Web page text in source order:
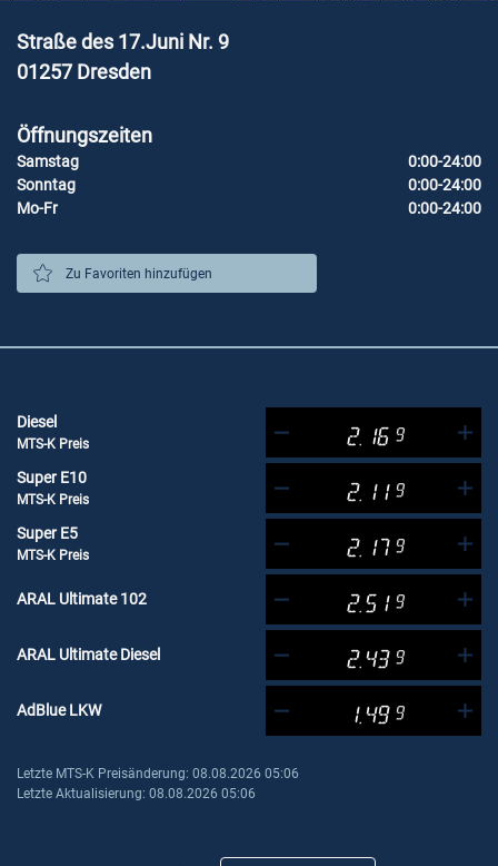
Straße des 17.Juni Nr. 9
01257 Dresden
Öffnungszeiten
Samstag
0:00-24:00
Sonntag
0:00-24:00
Mo-Fr
0:00-24:00
Zu Favoriten hinzufügen
Diesel
MTS-K Preis 2.16 9
Super E10
MTS-K Preis 2.11 9
Super E5
MTS-K Preis 2.17 9
ARAL Ultimate 102 2.51 9
ARAL Ultimate Diesel 2.43 9
AdBlue LKW 1.49 9
Letzte MTS-K Preisänderung: 08.08.2026 05:06
Letzte Aktualisierung: 08.08.2026 05:06